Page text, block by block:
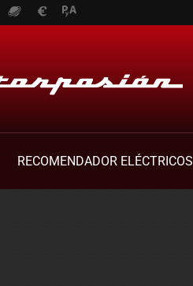
RECOMENDADOR ELÉCTRICOS